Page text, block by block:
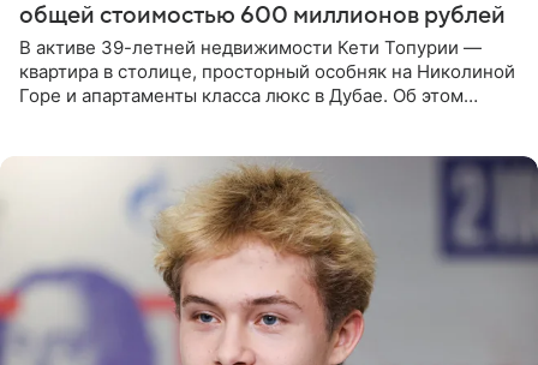
общей стоимостью 600 миллионов рублей
В активе 39-летней недвижимости Кети Топурии —
квартира в столице, просторный особняк на Николиной
Горе и апартаменты класса люкс в Дубае. Об этом